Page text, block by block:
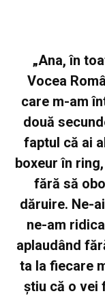
„Ana, în
Vocea
care m-am
două
faptul că ai
boxeur în
fără să
dăruire. Ne-
ne-am
aplaudând
ta la fiecare
știu că o vei